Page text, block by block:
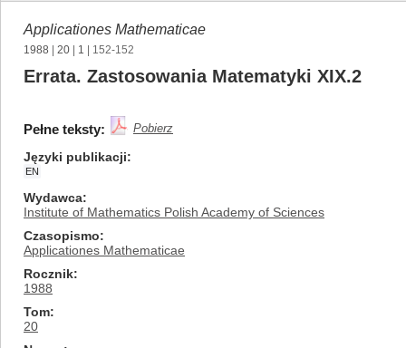
Applicationes Mathematicae
1988 20 1 | 152-152
Errata. Zastosowania Matematyki XIX.2
Pełne teksty: Pobierz
Języki publikacji
EN
Wydawca
Institute of Mathematics Polish Academy of Sciences
Czasopismo
Applicationes Mathematicae
Rocznik
1988
Tom
20